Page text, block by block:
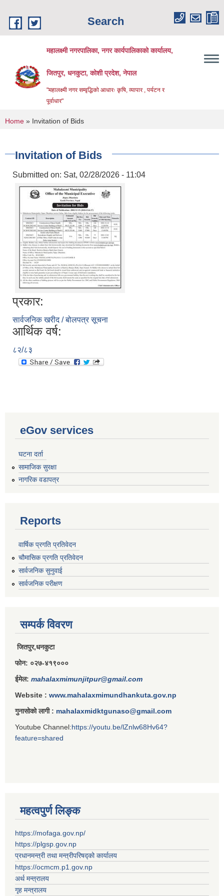
Search
महालक्ष्मी नगरपालिका, नगर कार्यपालिकाको कार्यालय,
जितपुर, धनकुटा, कोशी प्रदेश, नेपाल
"महालक्ष्मी नगर सम्वृद्धिको आधारः कृषि, व्यापार , पर्यटन र
पूर्वाधार"
You are here
Home » Invitation of Bids
Invitation of Bids
Submitted on: Sat, 02/28/2026 - 11:04
प्रकार:
सार्वजनिक खरीद / बोलपत्र सूचना
आर्थिक वर्ष:
८२/८३
eGov services
घटना दर्ता
सामाजिक सुरक्षा
नागरिक वडापत्र
Reports
वार्षिक प्रगति प्रतिवेदन
चौमासिक प्रगति प्रतिवेदन
सार्वजनिक सुनुवाई
सार्वजनिक परीक्षण
सम्पर्क विवरण
जितपुर,धनकुटा
फोन: ०२७-४१९०००
ईमेल: mahalaxmimunjitpur@gmail.com
Website : www.mahalaxmimundhankuta.gov.np
गुनासोको लागी : mahalaxmidktgunaso@gmail.com
Youtube Channel:https://youtu.be/lZnlw68Hv64?
feature=shared
महत्वपुर्ण लिङ्क
https://mofaga.gov.np/
https://plgsp.gov.np
प्रधानमन्त्री तथा मन्त्रीपरिषद्को कार्यालय
https://ocmcm.p1.gov.np
अर्थ मन्त्रालय
गृह मन्त्रालय